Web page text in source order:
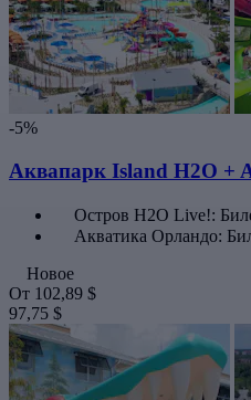
-5%
Аквапарк Island H2O +
Остров H2O Live!:
Акватика Орландо:
Новое
От 102,89 $
97,75 $